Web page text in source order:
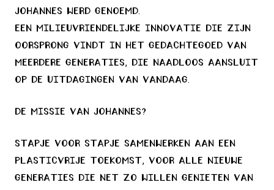
Johannes werd genoemd.
Een milieuvriendelijke innovatie die zijn
oorsprong vindt in het gedachtegoed van
meerdere generaties, Die naadloos aansluit
op de uitdagingen van vandaag.
De missie van Johannes?
Stapje voor stapje samenwerken aan een
plasticvrije toekomst, Voor alle nieuwe
generaties die net zo willen genieten van